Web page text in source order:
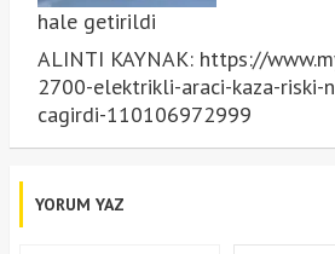
hale getirildi
ALINTI KAYNAK: https://
2700-elektrikli-araci-kaza-riski-
cagirdi-110106972999
YORUM YAZ